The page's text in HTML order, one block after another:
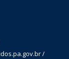
/